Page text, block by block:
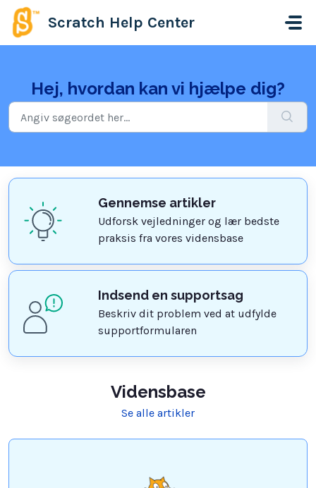
Gå til hovedindhold
Scratch Help Center
Hej, hvordan kan vi hjælpe dig?
Gennemse artikler
Udforsk vejledninger og lær bedste
praksis fra vores vidensbase
Indsend en supportsag
Beskriv dit problem ved at udfylde
supportformularen
Vidensbase
Se alle artikler